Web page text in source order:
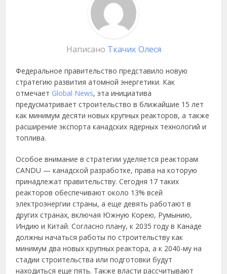
Написано Ткачик Олеся
Федеральное правительство представило новую
стратегию развития атомной энергетики. Как
отмечает Global News, эта инициатива
предусматривает строительство в ближайшие 15 лет
как минимум десяти новых крупных реакторов, а также
расширение экспорта канадских ядерных технологий и
топлива.
Особое внимание в стратегии уделяется реакторам
CANDU — канадской разработке, права на которую
принадлежат правительству. Сегодня 17 таких
реакторов обеспечивают около 13% всей
электроэнергии страны, а еще девять работают в
других странах, включая Южную Корею, Румынию,
Индию и Китай. Согласно плану, к 2035 году в Канаде
должны начаться работы по строительству как
минимум два новых крупных реактора, а к 2040-му на
стадии строительства или подготовки будут
находиться еще пять. Также власти рассчитывают